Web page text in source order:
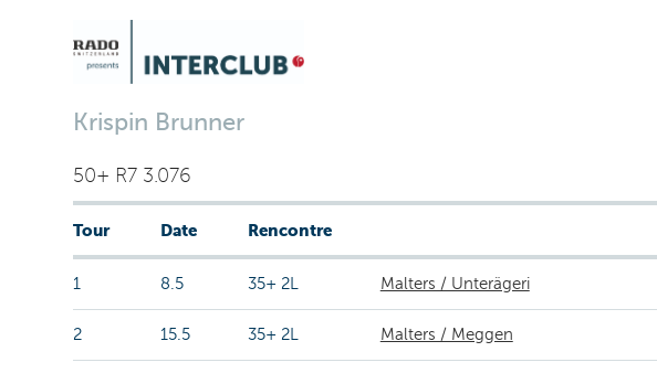
Krispin Brunner
50+ R7 3.076
Tour Date Rencontre
1 8.5 35+ 2L Malters / Unterägeri
2 15.5 35+ 2L Malters / Meggen